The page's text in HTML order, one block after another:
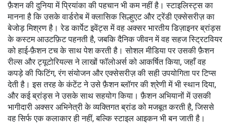
फ़ैशन की दुनिया में प्रियांका की पहचान भी कम नहीं है। स्टाइलिस्ट्स का
मानना है कि उसके वार्डरोब में क्लासिक सिल्हुएट और ट्रेंडी एक्सेसरीज़ का
बेजोड़ मिश्रण है। रेड कार्पेट इवेंट्स में वह अक्सर भारतीय डिज़ाइनर ब्रांड्स
के कस्टम आउटफ़िट पहनती है, जबकि दैनिक जीवन में वह सहज स्ट्रिटवियर
को हाई‑फ़ैशन टच के साथ पेश करती है। सोशल मीडिया पर उसकी फ़ैशन
रील्स और ट्यूटोरियल्स ने लाखों फॉलोअर्स को आकर्षित किया, जहाँ वह
कपड़े की फिटिंग, रंग संयोजन और एक्सेसरीज़ की सही उपयोगिता पर टिप्स
देती है। इस तरह के कंटेंट ने उसे फ़ैशन ब्लॉगर की श्रेणी में भी स्थान दिया,
और कई ब्रांड्स ने उसके साथ सहयोग किया। फ़ैशन अभियानों में उसकी
भागीदारी अक्सर अभिनेत्री के व्यक्तिगत ब्रांड को मजबूत करती है, जिससे
वह सिर्फ एक कलाकार ही नहीं, बल्कि स्टाइल आइकन भी बन जाती है।